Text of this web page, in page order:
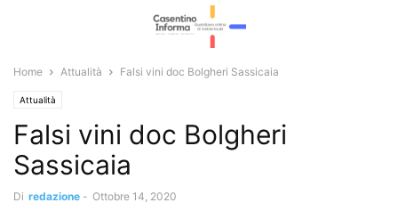
Home Attualità Falsi vini doc Bolgheri Sassicaia
Attualità
Falsi vini doc Bolgheri
Sassicaia
Di redazione - Ottobre 14, 2020